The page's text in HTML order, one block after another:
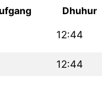
Dhuhur
12:44
12:44